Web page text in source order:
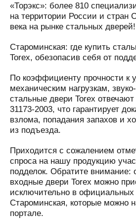
«Торэкс»: более 810
на территории России и стран
века на рынке стальных дверей!
Староминская: где купить
Torex, обезопасив себя от
По коэффициенту прочности к
механическим нагрузкам,
стальные двери Torex
31173-2003, что гарантирует
взлома, попадания запахов и
из подъезда.
Приходится с сожалением
спроса на нашу продукцию
подделок. Обратите внимание:
входные двери Torex можно
исключительно в официальных
Староминская, которые можно
портале.